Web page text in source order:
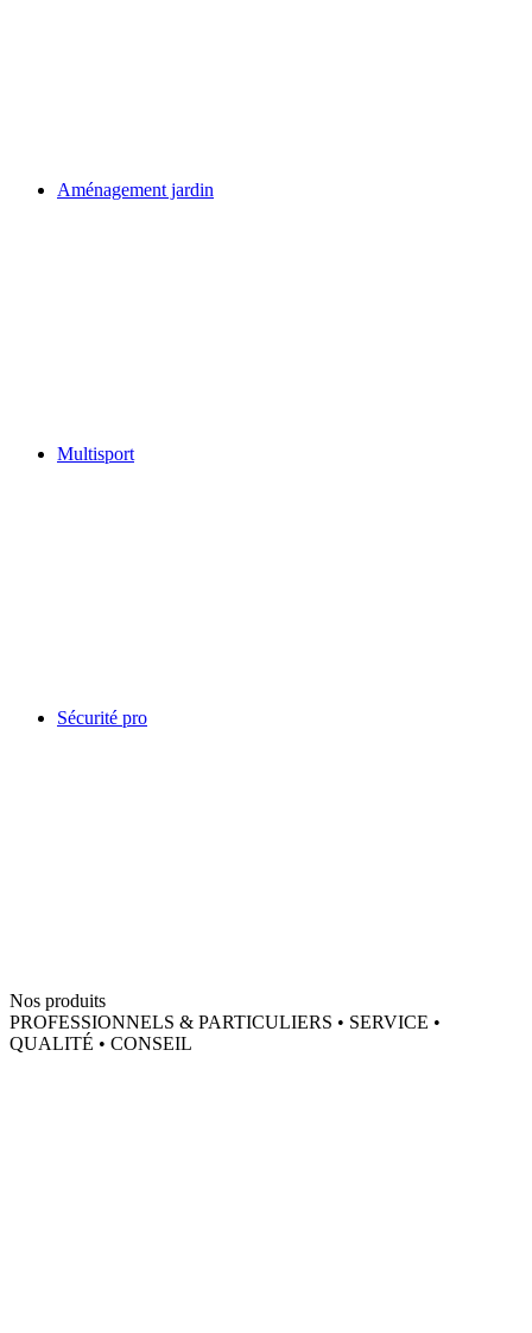
Aménagement jardin
Multisport
Sécurité pro
Nos produits
PROFESSIONNELS & PARTICULIERS • SERVICE •
QUALITÉ • CONSEIL